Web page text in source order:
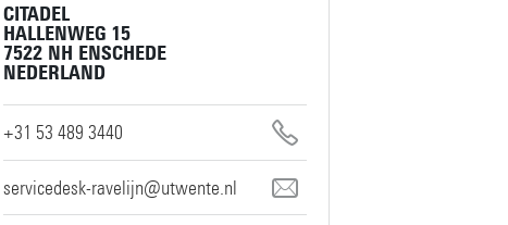
CITADEL
HALLENWEG 15
7522 NH ENSCHEDE
NEDERLAND
+31 53 489 3440
servicedesk-ravelijn@utwente.nl